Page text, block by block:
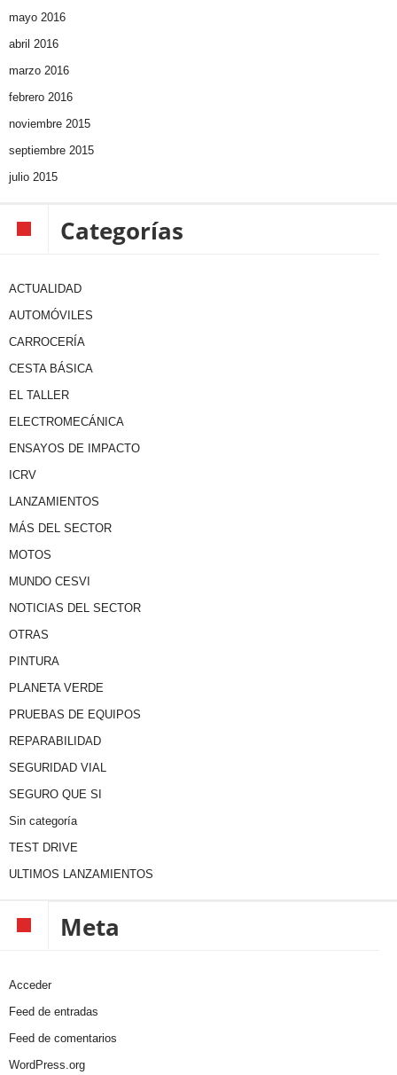
mayo 2016
abril 2016
marzo 2016
febrero 2016
noviembre 2015
septiembre 2015
julio 2015
Categorías
ACTUALIDAD
AUTOMÓVILES
CARROCERÍA
CESTA BÁSICA
EL TALLER
ELECTROMECÁNICA
ENSAYOS DE IMPACTO
ICRV
LANZAMIENTOS
MÁS DEL SECTOR
MOTOS
MUNDO CESVI
NOTICIAS DEL SECTOR
OTRAS
PINTURA
PLANETA VERDE
PRUEBAS DE EQUIPOS
REPARABILIDAD
SEGURIDAD VIAL
SEGURO QUE SI
Sin categoría
TEST DRIVE
ULTIMOS LANZAMIENTOS
Meta
Acceder
Feed de entradas
Feed de comentarios
WordPress.org